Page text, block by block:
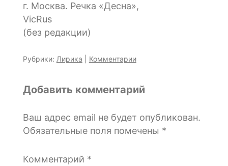
г. Москва. Речка «Десна»,
VicRus
(без редакции)
Рубрики: Лирика Комментарии
Добавить комментарий
Ваш адрес email не будет опубликован.
Обязательные поля помечены *
Комментарий *